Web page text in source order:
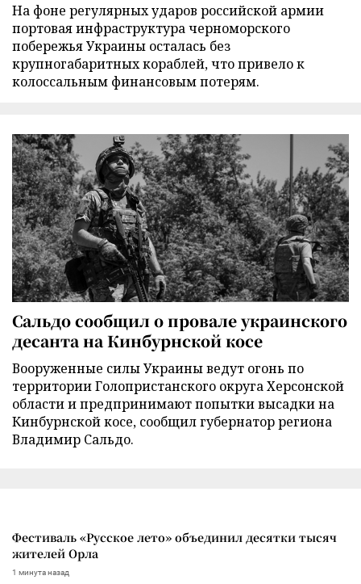
На фоне регулярных ударов российской армии
портовая инфраструктура черноморского
побережья Украины осталась без
крупногабаритных кораблей, что привело к
колоссальным финансовым потерям.
Сальдо сообщил о провале украинского
десанта на Кинбурнской косе
Вооруженные силы Украины ведут огонь по
территории Голопристанского округа Херсонской
области и предпринимают попытки высадки на
Кинбурнской косе, сообщил губернатор региона
Владимир Сальдо.
Фестиваль «Русское лето» объединил десятки тысяч
жителей Орла
1 минута назад